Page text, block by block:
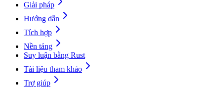
Giải pháp
Hướng dẫn
Tích hợp
Nền tảng
Suy luận bằng Rust
Tài liệu tham khảo
Trợ giúp